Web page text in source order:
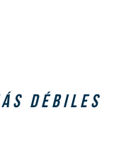
DÉBILES